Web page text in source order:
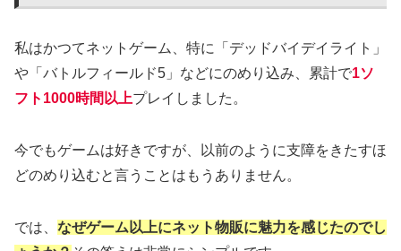
私はかつてネットゲーム、特に「デッドバイデイライト」
や「バトルフィールド5」などにのめり込み、累計で1ソ
フト1000時間以上プレイしました。
今でもゲームは好きですが、以前のように支障をきたすほ
どのめり込むと言うことはもうありません。
では、 なぜゲーム以上にネット物販に魅力を感じたのでし